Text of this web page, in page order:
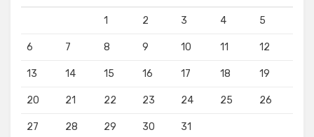
1 2 3 4 5
6 7 8 9 10 11 12
13 14 15 16 17 18 19
20 21 22 23 24 25 26
27 28 29 30 31